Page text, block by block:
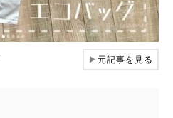
▶元記事を見る